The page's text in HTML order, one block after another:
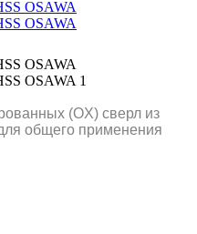
(OX) сверл из
общего применения